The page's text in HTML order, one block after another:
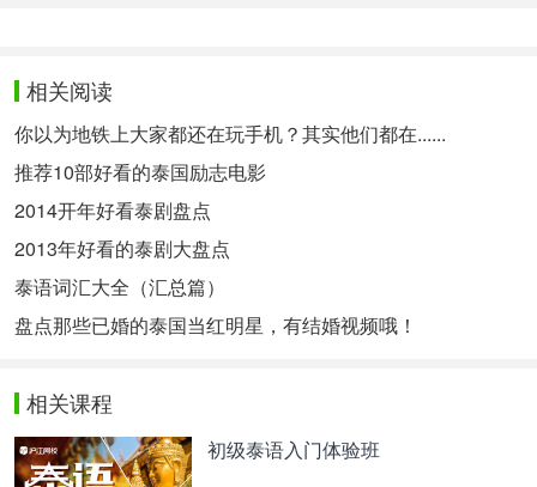
ช่วงต้นกรุงรัตนโกสินทร์
最初，这是一座木桥，带有
当地居民称为“鬼门铁
（通常称为“鬼门”）的西侧，这个门用于在曼谷王朝
早期，将大皇宫内去世的人的遗体运送出去。
หัว สะพานแห่งนี้มีความทรุดโทรมมาก จึงทรงโปรด
เกล้าฯ ให้มีการบูรณะใหม่ พร้อม ๆ กับการสร้างถนน
และสะพานอีกหลายแห่งเพื่อรองรับความเจริญของ
相关阅读
你以为地铁上大家都还在玩手机？其实他们都在......
推荐10部好看的泰国励志电影
2014开年好看泰剧盘点
2013年好看的泰剧大盘点
泰语词汇大全（汇总篇）
盘点那些已婚的泰国当红明星，有结婚视频哦！
相关课程
初级泰语入门体验班